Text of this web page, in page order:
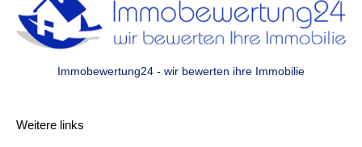
Immobewertung24 - wir bewerten ihre Immobilie
Weitere links